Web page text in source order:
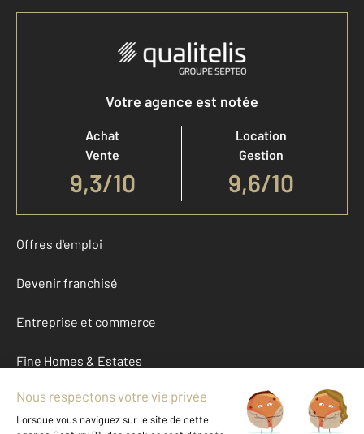
Votre agence est notée
Achat
Vente
9,3/10
Location
Gestion
9,6/10
Offres d'emploi
Devenir franchisé
Entreprise et commerce
Fine Homes & Estates
À propos